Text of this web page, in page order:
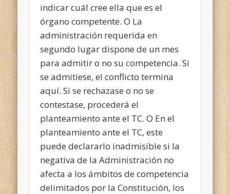
indicar cuál cree ella que es el
órgano competente. O La
administración requerida en
segundo lugar dispone de un mes
para admitir o no su competencia. Si
se admitiese, el conflicto termina
aquí. Si se rechazase o no se
contestase, procederá el
planteamiento ante el TC. O En el
planteamiento ante el TC, este
puede declararlo inadmisible si la
negativa de la Administración no
afecta a los ámbitos de competencia
delimitados por la Constitución, los